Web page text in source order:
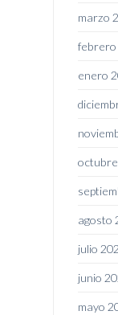
marzo
febrero
enero
agosto
julio
junio
mayo